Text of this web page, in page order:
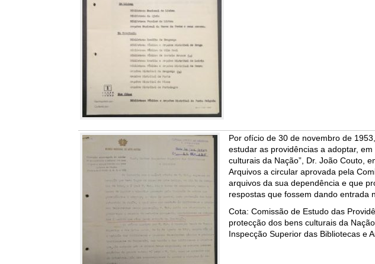
Por ofício de 30 de novembro de
estudar as providências a adoptar,
culturais da Nação”, Dr. João Couto,
Arquivos a circular aprovada pela
arquivos da sua dependência e que
respostas que fossem dando entrada
Cota: Comissão de Estudo das
protecção dos bens culturais da
Inspecção Superior das Bibliotecas e